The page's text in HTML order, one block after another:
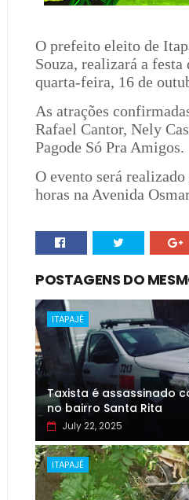
O prefeito eleito de
Souza, realizará a
quarta-feira, 16 de
As atrações
Rafael Cantor, Nely
Pagode Só Pra Amigos.
O evento será
horas na Avenida
POSTAGENS DO
ITAPAJÉ
Taxista é assassinado
no bairro Santa Rita
July 22, 2025
ITAPAJÉ